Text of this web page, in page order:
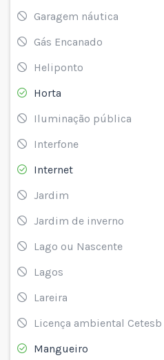
Garagem náutica
Gás Encanado
Heliponto
Horta
Iluminação pública
Interfone
Internet
Jardim
Jardim de inverno
Lago ou Nascente
Lagos
Lareira
Licença ambiental Cetesb
Mangueiro